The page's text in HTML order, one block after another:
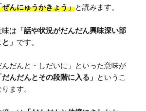
ぜんにゅうかきょう」と読みます。
味は 「話や状況がだんだん興味深い部
」 です。
んだんと・しだいに」といった意味が
だんだんとその段階に入る」 というこ
ます。